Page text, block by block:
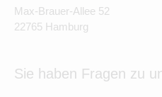
Max-Brauer-Allee 52
22765 Hamburg
Sie haben Fragen zu